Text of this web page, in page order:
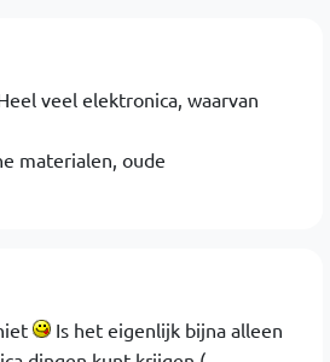
veel elektronica, waarvan
materialen, oude
Is het eigenlijk bijna alleen